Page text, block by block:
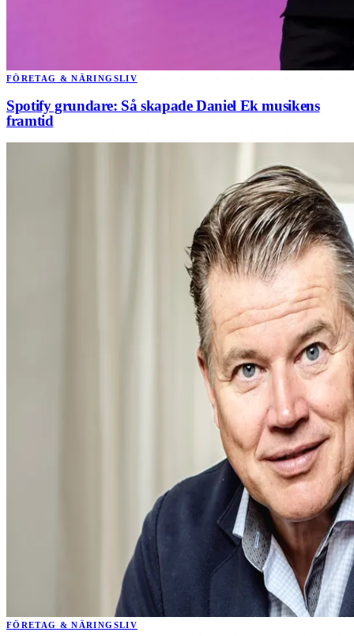
FÖRETAG & NÄRINGSLIV
Spotify grundare: Så skapade Daniel Ek musikens
framtid
FÖRETAG & NÄRINGSLIV